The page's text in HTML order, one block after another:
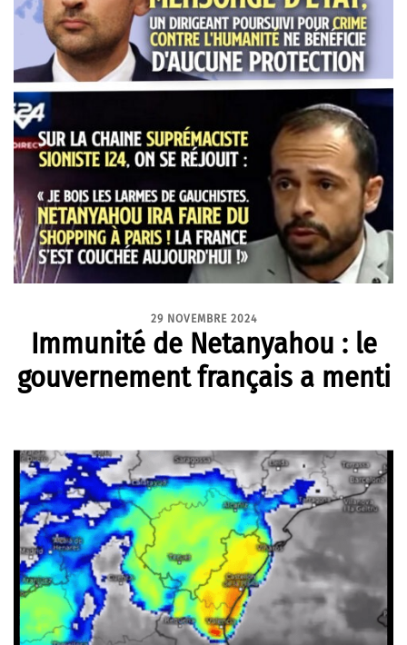
29 NOVEMBRE 2024
Immunité de Netanyahou : le
gouvernement français a menti